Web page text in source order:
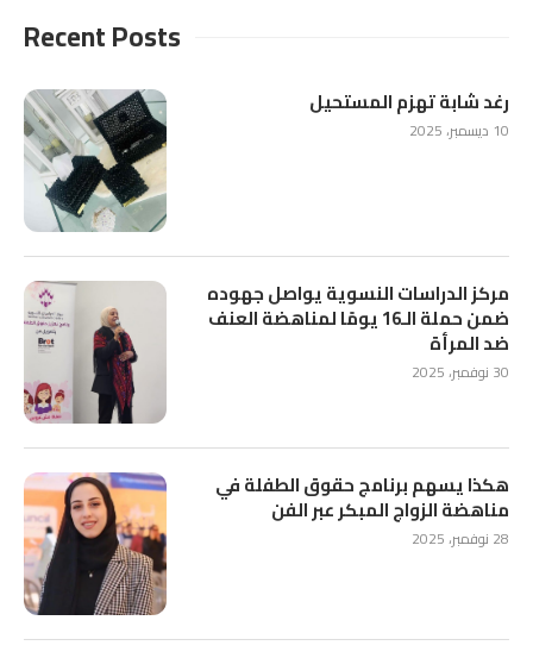
Recent Posts
رغد شابة تهزم المستحيل
10 ديسمبر، 2025
مركز الدراسات النسوية يواصل جهوده
ضمن حملة الـ16 يومًا لمناهضة العنف
ضد المرأة
30 نوفمبر، 2025
هكذا يسهم برنامج حقوق الطفلة في
مناهضة الزواج المبكر عبر الفن
28 نوفمبر، 2025